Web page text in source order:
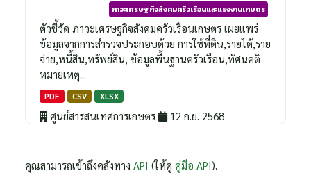
ภาวะเศรษฐกิจสังคมครัวเรือนและแรงงานเกษตร
ตัวชี้วัด ภาวะเศรษฐกิจสังคมครัวเรือนเกษตร เผยแพร่
ข้อมูลจากการสำรวจประกอบด้วย การใช้ที่ดิน,รายได้,ราย
จ่าย,หนี้สิน,ทรัพย์สิน, ข้อมูลพื้นฐานครัวเรือน,ทัศนคติ
หมายเหตุ...
PDF CSV XLSX
ศูนย์สารสนเทศการเกษตร 12 ก.ย. 2568
คุณสามารถเข้าถึงคลังทาง API (ให้ดู คู่มือ API).